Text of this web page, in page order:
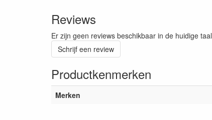
Reviews
Er zijn geen reviews beschikbaar in de huidige taal
Schrijf een review
Productkenmerken
Merken